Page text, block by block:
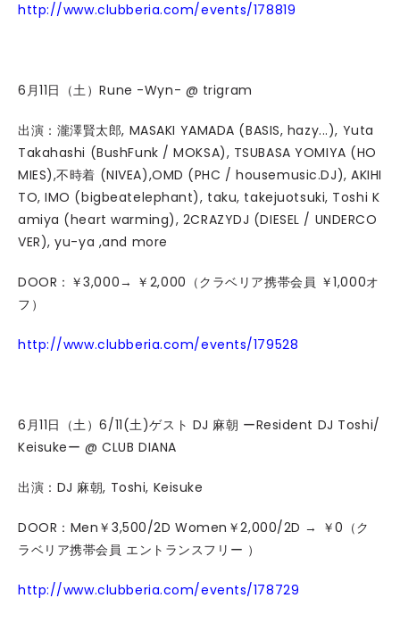
http://www.clubberia.com/events/178819
6月11日（土）Rune -Wyn- @ trigram
出演：瀧澤賢太郎, MASAKI YAMADA (BASIS, hazy...), Yuta
Takahashi (BushFunk / MOKSA), TSUBASA YOMIYA (HO
MIES),不時着 (NIVEA),OMD (PHC / housemusic.DJ), AKIHI
TO, IMO (bigbeatelephant), taku, takejuotsuki, Toshi K
amiya (heart warming), 2CRAZYDJ (DIESEL / UNDERCO
VER), yu-ya ,and more
DOOR：￥3,000→ ￥2,000（クラベリア携帯会員 ￥1,000オ
フ）
http://www.clubberia.com/events/179528
6月11日（土）6/11(土)ゲスト DJ 麻朝 ーResident DJ Toshi/
Keisukeー @ CLUB DIANA
出演：DJ 麻朝, Toshi, Keisuke
DOOR：Men￥3,500/2D Women￥2,000/2D → ￥0（ク
ラベリア携帯会員 エントランスフリー ）
http://www.clubberia.com/events/178729